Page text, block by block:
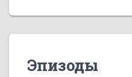
Эпизоды